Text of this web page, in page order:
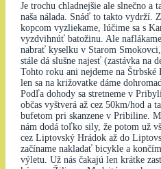
Je trochu chladnejšie ale slnečno a
naša nálada. Snáď to takto vydrží.
kopcom vyzliekame, lúčime sa s
vyzdvihnúť batožinu. Ale
nabrať kyselku v Starom
stále dá slušne najesť (zastávka na
Tohto roku ani nejdeme na Štrbské
len sa na križovatke dáme
Podľa dohody sa stretneme v
občas vyštverá až cez 50km/hod a
bufetom pri skanzene v Pribiline.
nám dodá toľko sily, že potom už
cez Liptovský Hrádok až do
začíname nakladať bicykle a
výletu. Už nás čakajú len krátke